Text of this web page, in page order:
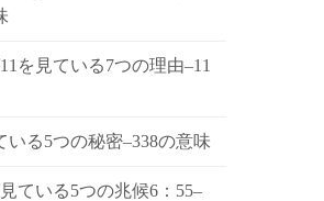
を見ている7つの理由–11
いる5つの秘密–338の意味
ている5つの兆候6：55–